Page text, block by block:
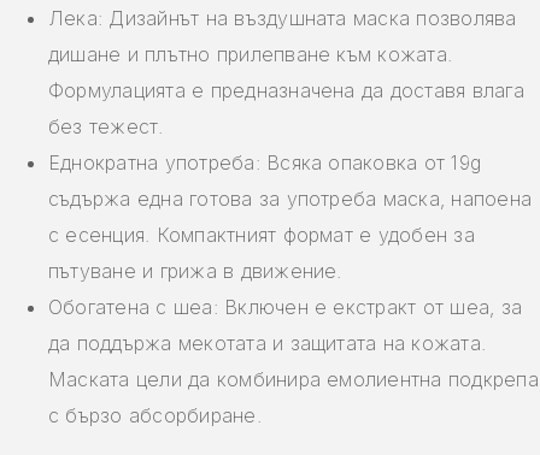
Лека: Дизайнът на въздушната маска позволява
дишане и плътно прилепване към кожата.
Формулацията е предназначена да доставя влага
без тежест.
Еднократна употреба: Всяка опаковка от 19g
съдържа една готова за употреба маска, напоена
с есенция. Компактният формат е удобен за
пътуване и грижа в движение.
Обогатена с шеа: Включен е екстракт от шеа, за
да поддържа мекотата и защитата на кожата.
Маската цели да комбинира емолиентна подкрепа
с бързо абсорбиране.